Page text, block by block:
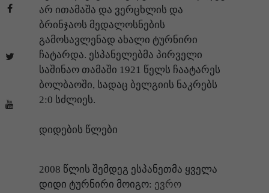
არ ითამაშა და ვერცხლის და
ბრინჯაოს მედალოსნების
გამოსავლენად ახალი ტურნირი
ჩატარდა. ესპანელებმა პირველი
საშინაო თამაში 1921 წელს ჩაატარეს
ბოლბაოში, სადაც ბელგიის ნაკრებს
2:0 სძლიეს.
დიდების წლები
2008 წლის შემდეგ ესპანეთმა ყველა
დიდი ტურნირი მოიგო: ევრო